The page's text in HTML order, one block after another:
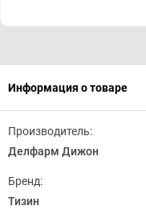
Информация о товаре
Производитель:
Делфарм Дижон
Бренд:
Тизин